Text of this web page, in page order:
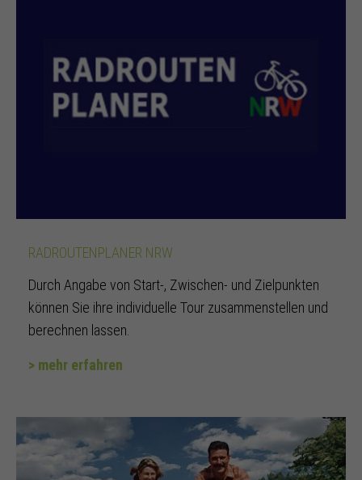
RADROUTENPLANER NRW
Durch Angabe von Start-, Zwischen- und Zielpunkten
können Sie ihre individuelle Tour zusammenstellen und
berechnen lassen.
> mehr erfahren